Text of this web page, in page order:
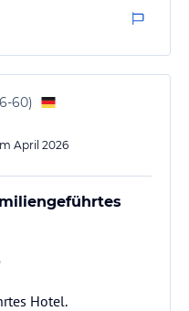
Dame mit Rolllator
60)
April 2026
Hotel.